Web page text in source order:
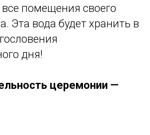
помещения своего
Эта вода будет хранить в
дня!
церемонии —